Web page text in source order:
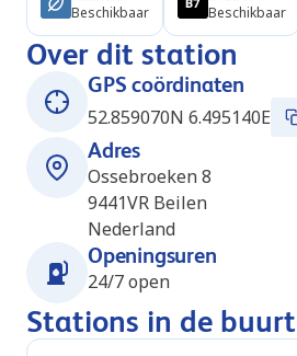
Beschikbaar Beschikbaar
Over dit station
GPS coördinaten
52.859070N 6.495140E
Adres
Ossebroeken 8
9441VR Beilen
Nederland
Openingsuren
24/7 open
Stations in de buurt